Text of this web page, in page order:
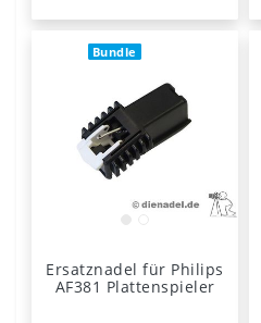
Bundle
Ersatznadel für Philips
AF381 Plattenspieler